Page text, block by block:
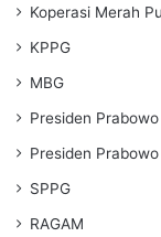
Koperasi Merah
KPPG
MBG
Presiden Prabowo
Presiden
SPPG
RAGAM